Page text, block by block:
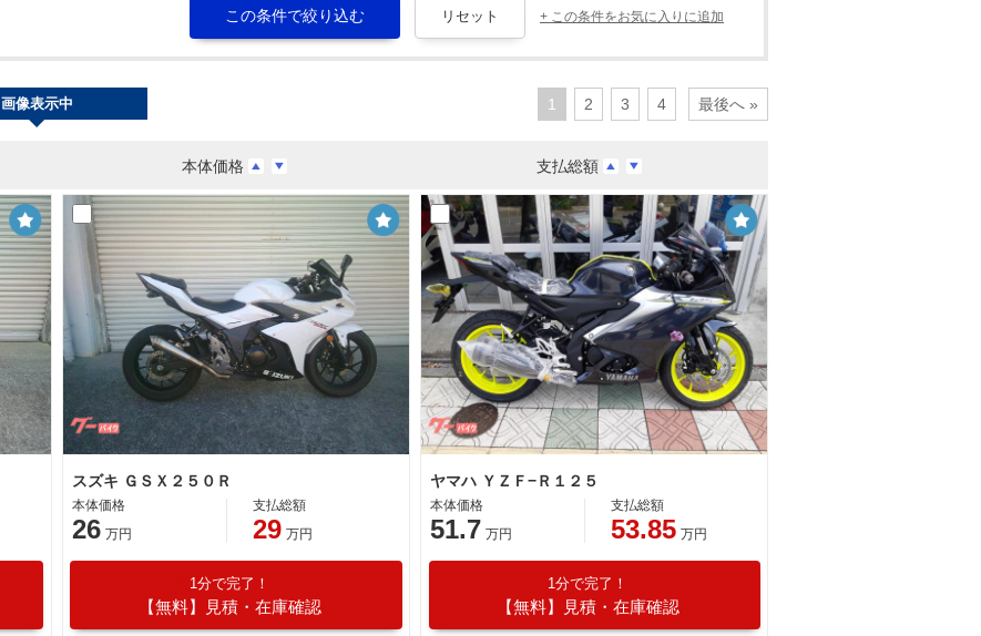
+ この条件をお気に入りに追加
1 2 3 4 最後へ »
本体価格 支払総額
画像表示中
スズキ ＧＳＸ２５０Ｒ
本体価格
26 万円
支払総額
29 万円
1分で完了！
【無料】見積・在庫確認
ヤマハ ＹＺＦ−Ｒ１２５
本体価格
51.7 万円
支払総額
53.85 万円
1分で完了！
【無料】見積・在庫確認